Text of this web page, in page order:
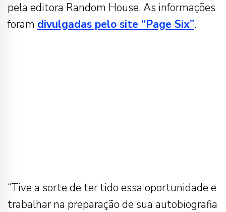
pela editora Random House. As informações
foram divulgadas pelo site “Page Six”.
“Tive a sorte de ter tido essa oportunidade e
trabalhar na preparação de sua autobiografia